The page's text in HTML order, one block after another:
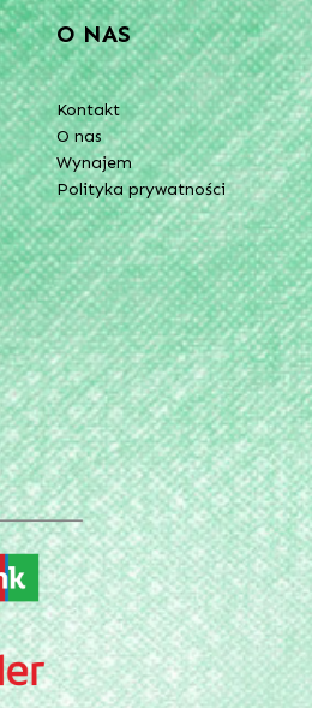
O NAS
Kontakt
O nas
Wynajem
Polityka prywatności